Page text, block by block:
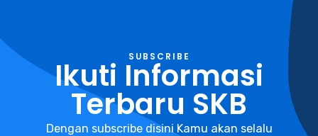
SUBSCRIBE
Ikuti Informasi
Terbaru SKB
Dengan subscribe disini Kamu akan selalu